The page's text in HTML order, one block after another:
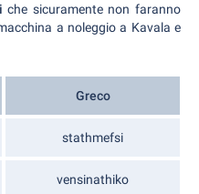
che sicuramente non faranno
a noleggio a Kavala e
Greco
stathmefsi
vensinathiko